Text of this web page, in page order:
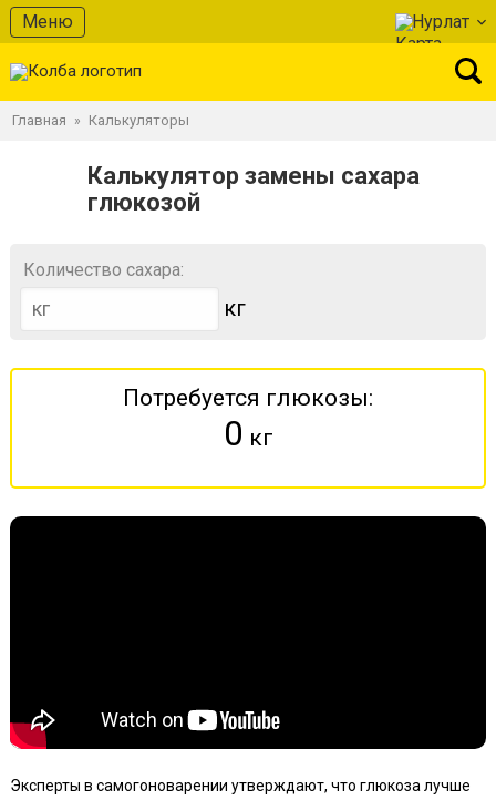
Меню Нурлат
Главная » Калькуляторы
Калькулятор замены сахара
глюкозой
Количество сахара:
кг
Потребуется глюкозы:
0 кг
Эксперты в самогоноварении утверждают, что глюкоза лучше